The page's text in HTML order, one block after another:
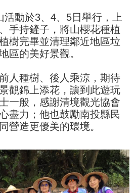
活動於3、4、5日舉行，上
手持鏟子，將山櫻花種植
樹完畢並清理鄰近地區垃
區的美好景觀。
人種樹、後人乘涼，期待
觀錦上添花，讓到此遊玩
一般，感謝清境觀光協會
盡力；他也鼓勵南投縣民
營造更優美的環境。